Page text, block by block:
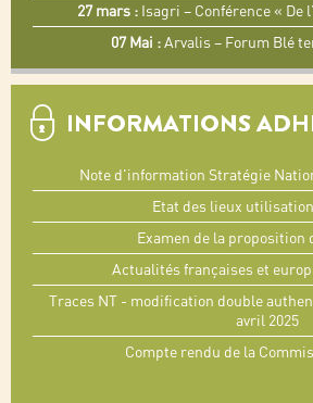
27 mars : Isagri – Conférence « De
07 Mai :Arvalis – Forum Blé
INFORMATIONS
Note d'information Stratégie
Etat des lieux utilisation
Examen de la proposition
Actualités françaises et
Traces NT - modification double
avril 2025
Compte rendu de la